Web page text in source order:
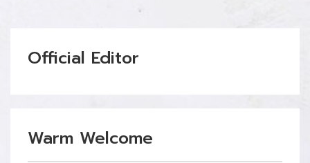
Official Editor
Warm Welcome